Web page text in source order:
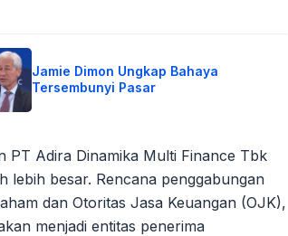
Jamie Dimon Ungkap Bahaya
Tersembunyi Pasar
PT Adira Dinamika Multi Finance Tbk
lebih besar. Rencana penggabungan
dan Otoritas Jasa Keuangan (OJK),
menjadi entitas penerima